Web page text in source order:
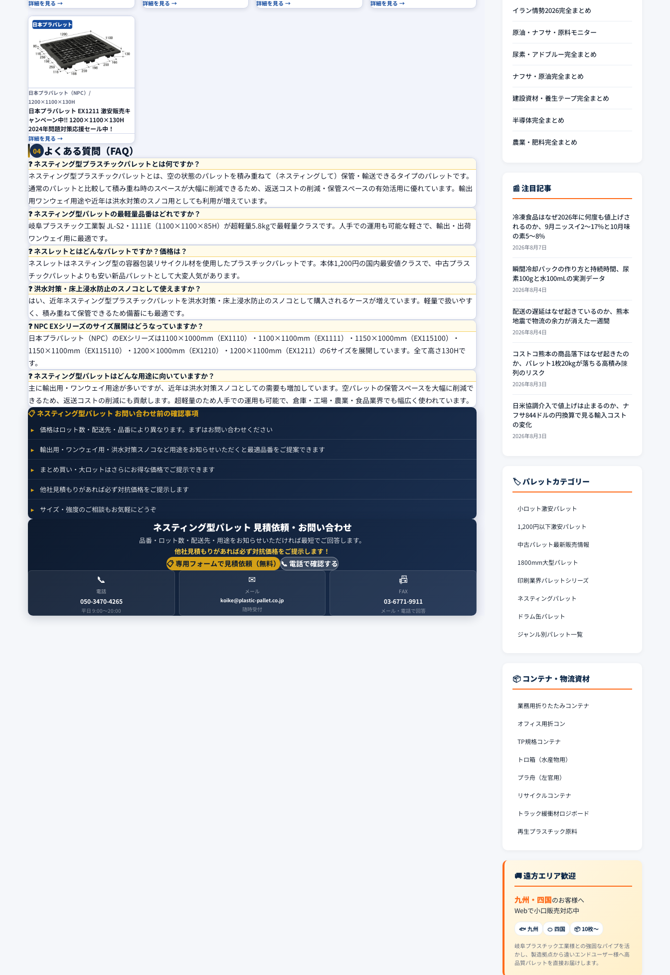
詳細を見る → 詳細を見る → 詳細を見る → 詳細を見る →
日本プラパレット
日本プラパレット（NPC）/
1200×1100×130H
日本プラパレット EX1211 激安販売キ
ャンペーン中‼ 1200×1100×130H
2024年問題対策応援セール中！
詳細を見る →
04 よくある質問（FAQ）
❓ ネスティング型プラスチックパレットとは何ですか？
ネスティング型プラスチックパレットとは、空の状態のパレットを積み重ねて（ネスティングして）保管・輸送できるタイプのパレットです。
通常のパレットと比較して積み重ね時のスペースが大幅に削減できるため、返送コストの削減・保管スペースの有効活用に優れています。輸出
用ワンウェイ用途や近年は洪水対策のスノコ用としても利用が増えています。
❓ ネスティング型パレットの最軽量品番はどれですか？
岐阜プラスチック工業製 JL-S2・1111E（1100×1100×85H）が超軽量5.8kgで最軽量クラスです。人手での運用も可能な軽さで、輸出・出荷
ワンウェイ用に最適です。
❓ ネスレットとはどんなパレットですか？価格は？
ネスレットはネスティング型の容器包装リサイクル材を使用したプラスチックパレットです。本体1,200円の国内最安値クラスで、中古プラス
チックパレットよりも安い新品パレットとして大変人気があります。
❓ 洪水対策・床上浸水防止のスノコとして使えますか？
はい、近年ネスティング型プラスチックパレットを洪水対策・床上浸水防止のスノコとして購入されるケースが増えています。軽量で扱いやす
く、積み重ねて保管できるため備蓄にも最適です。
❓ NPC EXシリーズのサイズ展開はどうなっていますか？
日本プラパレット（NPC）のEXシリーズは1100×1000mm（EX1110）・1100×1100mm（EX1111）・1150×1000mm（EX115100）・
1150×1100mm（EX115110）・1200×1000mm（EX1210）・1200×1100mm（EX1211）の6サイズを展開しています。全て高さ130Hで
す。
❓ ネスティング型パレットはどんな用途に向いていますか？
主に輸出用・ワンウェイ用途が多いですが、近年は洪水対策スノコとしての需要も増加しています。空パレットの保管スペースを大幅に削減で
きるため、返送コストの削減にも貢献します。超軽量のため人手での運用も可能で、倉庫・工場・農業・食品業界でも幅広く使われています。
📋 ネスティング型パレット お問い合わせ前の確認事項
価格はロット数・配送先・品番により異なります。まずはお問い合わせください
輸出用・ワンウェイ用・洪水対策スノコなど用途をお知らせいただくと最適品番をご提案できます
まとめ買い・大ロットはさらにお得な価格でご提示できます
他社見積もりがあれば必ず対抗価格をご提示します
サイズ・強度のご相談もお気軽にどうぞ
ネスティング型パレット 見積依頼・お問い合わせ
品番・ロット数・配送先・用途をお知らせいただければ最短でご回答します。
他社見積もりがあれば必ず対抗価格をご提示します！
📋 専用フォームで見積依頼（無料）📞 電話で確認する
📞
電話
050-3470-4265
平日 9:00〜20:00
✉
メール
koike@plastic-pallet.co.jp
随時受付
📠
FAX
03-6771-9911
メール・電話で回答
イラン情勢2026完全まとめ
原油・ナフサ・原料モニター
尿素・アドブルー完全まとめ
ナフサ・原油完全まとめ
建設資材・養生テープ完全まとめ
半導体完全まとめ
農業・肥料完全まとめ
📰 注目記事
冷凍食品はなぜ2026年に何度も値上げさ
れるのか、9月ニッスイ2〜17%と10月味
の素5〜8%
2026年8月7日
瞬間冷却パックの作り方と持続時間、尿
素100gと水100mLの実測データ
2026年8月4日
配送の遅延はなぜ起きているのか、熊本
地震で物流の余力が消えた一週間
2026年8月4日
コストコ熊本の商品落下はなぜ起きたの
か、パレット1枚20kgが落ちる高積み陳
列のリスク
2026年8月3日
日米協調介入で値上げは止まるのか、ナ
フサ844ドルの円換算で見る輸入コスト
の変化
2026年8月3日
🏷️ パレットカテゴリー
小ロット激安パレット
1,200円以下激安パレット
中古パレット最新販売情報
1800mm大型パレット
印刷業界パレットシリーズ
ネスティングパレット
ドラム缶パレット
ジャンル別パレット一覧
📦 コンテナ・物流資材
業務用折りたたみコンテナ
オフィス用折コン
TP規格コンテナ
トロ箱（水産物用）
プラ舟（左官用）
リサイクルコンテナ
トラック緩衝材ロジボード
再生プラスチック原料
🚚 遠方エリア歓迎
九州・四国のお客様へ
Webで小口販売対応中
🐟 九州 🍊 四国 📦 10枚〜
岐阜プラスチック工業様との強固なパイプを活
かし、製造拠点から遠いエンドユーザー様へ高
品質パレットを直接お届けします。